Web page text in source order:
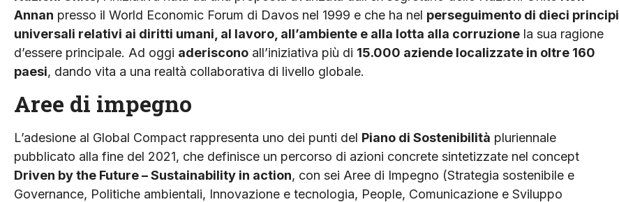
Annan presso il World Economic Forum di Davos nel 1999 e che ha nel perseguimento di dieci principi
universali relativi ai diritti umani, al lavoro, all’ambiente e alla lotta alla corruzione la sua ragione
d’essere principale. Ad oggi aderiscono all’iniziativa più di 15.000 aziende localizzate in oltre 160
paesi, dando vita a una realtà collaborativa di livello globale.
Aree di impegno
L’adesione al Global Compact rappresenta uno dei punti del Piano di Sostenibilità pluriennale
pubblicato alla fine del 2021, che definisce un percorso di azioni concrete sintetizzate nel concept
Driven by the Future – Sustainability in action, con sei Aree di Impegno (Strategia sostenibile e
Governance, Politiche ambientali, Innovazione e tecnologia, People, Comunicazione e Sviluppo